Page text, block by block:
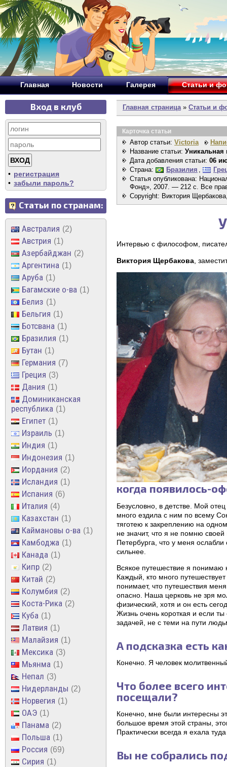
Главная Новости Галерея Статьи и
Вход в клуб
• регистрация
• забыли пароль?
Статьи по странам:
Австралия 2
Австрия 1
Азербайджан 2
Аргентина 1
Аруба 1
Багамские о-ва 1
Белиз 1
Бельгия 1
Ботсвана 1
Бразилия 1
Бутан 1
Германия 7
Греция 3
Дания 1
Доминиканская
республика
1
Египет 1
Израиль 1
Индия 1
Индонезия 1
Иордания 2
Исландия 1
Испания 6
Италия 4
Казахстан 1
Каймановы о-ва 1
Камбоджа 1
Канада 1
Кипр 2
Китай 2
Колумбия 2
Коста-Рика 2
Куба 1
Латвия 1
Малайзия 1
Мексика 3
Мьянма 1
Непал 3
Нидерланды 2
Норвегия 1
ОАЭ 1
Панама 2
Польша 1
Россия 69
Сирия 1
Главная страница» Статьи и
Карточка статьи
Автор статьи: Victoria
Название статьи: Уникальная
Дата добавления статьи: 06
Страна:
Бразилия ,
Статья опубликована:
Фонд», 2007. — 212 с. Все
Copyright: Виктория
Интервью с философом,
Виктория Щербакова ,
когда появилось-
Безусловно, в детстве. Мой
много ездила с ним по всему
тяготею к закреплению на
не значит, что я не помню
Петербурга, что у меня
сильнее.
Всякое путешествие я понимаю
Каждый, кто много
понимает, что путешествия
опасно. Наша церковь не зря
физический, хотя и он есть
Жизнь очень короткая и если
задачей, не с теми на пути
А подсказка есть
Конечно. Я человек
Что более всего
посещали?
Конечно, мне были интересны
большое время этой страны,
Практически всегда я ехала
Вы не собрались